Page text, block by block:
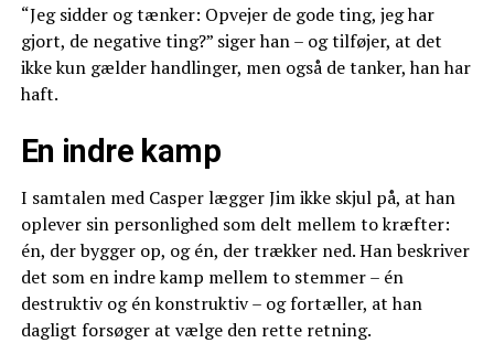
“Jeg sidder og tænker: Opvejer de gode ting, jeg har
gjort, de negative ting?” siger han – og tilføjer, at det
ikke kun gælder handlinger, men også de tanker, han har
haft.
En indre kamp
I samtalen med Casper lægger Jim ikke skjul på, at han
oplever sin personlighed som delt mellem to kræfter:
én, der bygger op, og én, der trækker ned. Han beskriver
det som en indre kamp mellem to stemmer – én
destruktiv og én konstruktiv – og fortæller, at han
dagligt forsøger at vælge den rette retning.